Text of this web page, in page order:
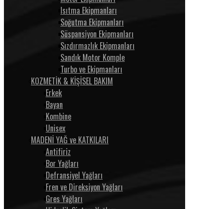
Isıtma Ekipmanları
Soğutma Ekipmanları
Süspansiyon Ekipmanları
Sızdırmazlık Ekipmanları
Sandık Motor Komple
Turbo ve Ekipmanları
KOZMETİK & KİŞİSEL BAKIM
Erkek
Bayan
Kombine
Unisex
MADENİ YAĞ ve KATKILARI
Antifiriz
Bor Yağları
Defransiyel Yağları
Fren ve Direksiyon Yağları
Gres Yağları